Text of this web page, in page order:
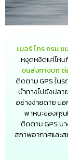
เบอร์ โทร กรม
หงุดหงิดแค่ไหน
ขนส่งทางบก
ติดตาม GPS ใน
นำทางไปยังปล
อย่างง่ายดาย น
พาหนะของคุ
ติดตาม GPS บ
สภาพอากาศและ